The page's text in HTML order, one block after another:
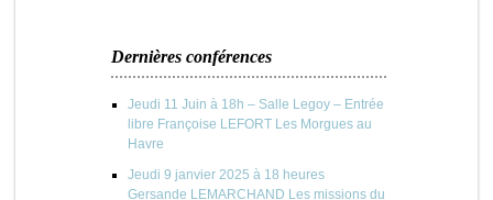
Dernières conférences
Jeudi 11 Juin à 18h – Salle Legoy – Entrée
libre Françoise LEFORT Les Morgues au
Havre
Jeudi 9 janvier 2025 à 18 heures
Gersande LEMARCHAND Les missions du